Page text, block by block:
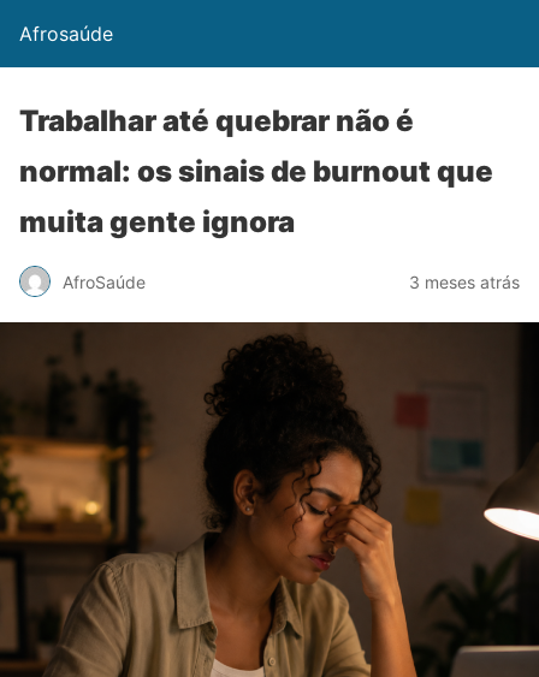
Afrosaúde
Trabalhar até quebrar não é
normal: os sinais de burnout que
muita gente ignora
AfroSaúde 3 meses atrás